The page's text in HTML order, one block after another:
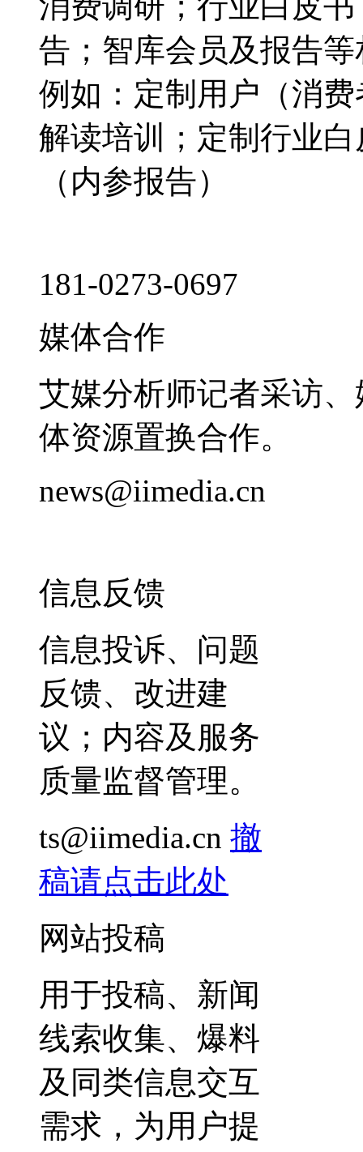
告；智库会员及报告
例如：定制用户（消
解读培训；定制行业
（内参报告）
181-0273-0697
媒体合作
艾媒分析师记者采访
体资源置换合作。
news@iimedia.cn
信息反馈
信息投诉、问题
反馈、改进建
议；内容及服务
质量监督管理。
ts@iimedia.cn 撤
稿请点击此处
网站投稿
用于投稿、新闻
线索收集、爆料
及同类信息交互
需求，为用户提